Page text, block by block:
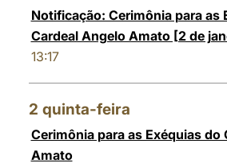
Notificação: Cerimônia para as
Cardeal Angelo Amato [2 de
13:17
2 quinta-feira
Cerimônia para as Exéquias do
Amato